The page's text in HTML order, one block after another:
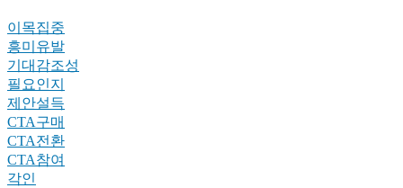
이목집중
흥미유발
기대감조성
필요인지
제안설득
CTA구매
CTA전환
CTA참여
각인